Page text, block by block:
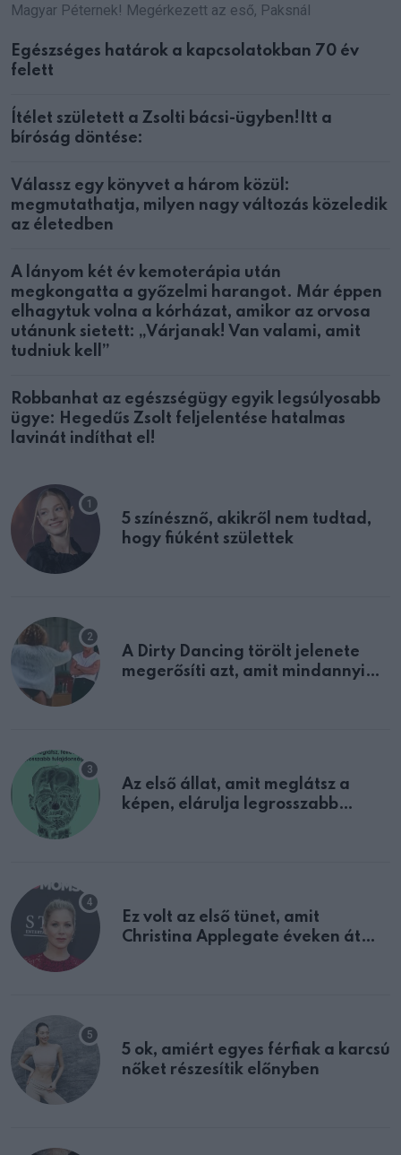
Magyar Péternek! Megérkezett az eső, Paksnál
Egészséges határok a kapcsolatokban 70 év
felett
Ítélet született a Zsolti bácsi-ügyben!Itt a
bíróság döntése:
Válassz egy könyvet a három közül:
megmutathatja, milyen nagy változás közeledik
az életedben
A lányom két év kemoterápia után
megkongatta a győzelmi harangot. Már éppen
elhagytuk volna a kórházat, amikor az orvosa
utánunk sietett: „Várjanak! Van valami, amit
tudniuk kell”
Robbanhat az egészségügy egyik legsúlyosabb
ügye: Hegedűs Zsolt feljelentése hatalmas
lavinát indíthat el!
5 színésznő, akikről nem tudtad,
hogy fiúként születtek
A Dirty Dancing törölt jelenete
megerősíti azt, amit mindannyian
Az első állat, amit meglátsz a
képen, elárulja legrosszabb
Ez volt az első tünet, amit
Christina Applegate éveken át
5 ok, amiért egyes férfiak a karcsú
nőket részesítik előnyben